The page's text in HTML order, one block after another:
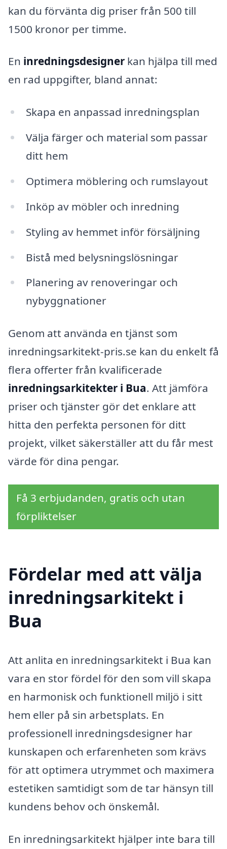
kan du förvänta dig priser från 500 till
1500 kronor per timme.
En inredningsdesigner kan hjälpa till med
en rad uppgifter, bland annat:
Skapa en anpassad inredningsplan
Välja färger och material som passar
ditt hem
Optimera möblering och rumslayout
Inköp av möbler och inredning
Styling av hemmet inför försäljning
Bistå med belysningslösningar
Planering av renoveringar och
nybyggnationer
Genom att använda en tjänst som
inredningsarkitekt-pris.se kan du enkelt få
flera offerter från kvalificerade
inredningsarkitekter i Bua. Att jämföra
priser och tjänster gör det enklare att
hitta den perfekta personen för ditt
projekt, vilket säkerställer att du får mest
värde för dina pengar.
Få 3 erbjudanden, gratis och utan
förpliktelser
Fördelar med att välja
inredningsarkitekt i
Bua
Att anlita en inredningsarkitekt i Bua kan
vara en stor fördel för den som vill skapa
en harmonisk och funktionell miljö i sitt
hem eller på sin arbetsplats. En
professionell inredningsdesigner har
kunskapen och erfarenheten som krävs
för att optimera utrymmet och maximera
estetiken samtidigt som de tar hänsyn till
kundens behov och önskemål.
En inredningsarkitekt hjälper inte bara till